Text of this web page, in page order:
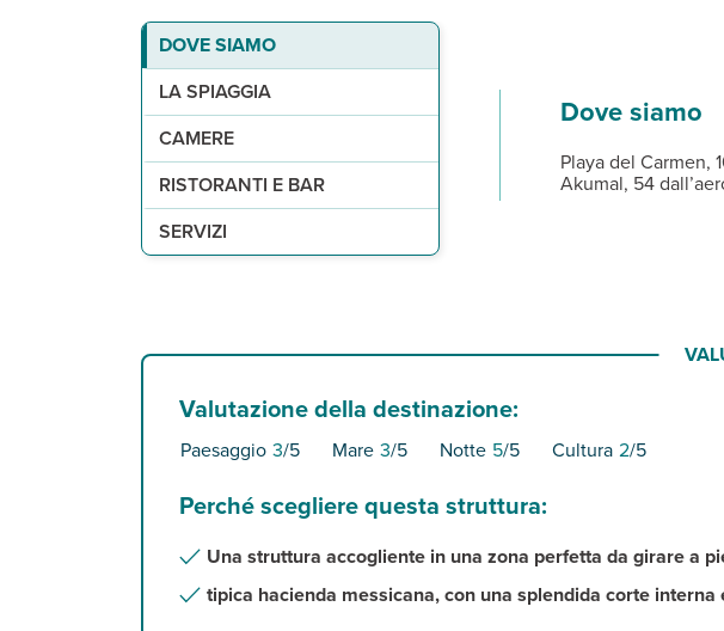
DOVE SIAMO
LA SPIAGGIA
CAMERE
RISTORANTI E BAR
SERVIZI
Dove siamo
Playa del Carmen,
Akumal, 54
La spiaggia
A 300 m, di finissima sabbia bianca.
Camere
20 camere di cui deluxe, tutte con servizi privati, aria condizionata,
Ristoranti e Bar
Colazione semplice ed essenziale, con una selezione limitata di
Servizi
1 piscina attrezzata con lettini e connessione wi-fi gratuita anche nelle
Valutazione della destinazione:
Paesaggio 3/5 Mare 3/5 Notte 5/5 Cultura 2/5
Perché scegliere questa struttura:
Una struttura accogliente in una zona perfetta da girare a
tipica hacienda messicana, con una splendida corte